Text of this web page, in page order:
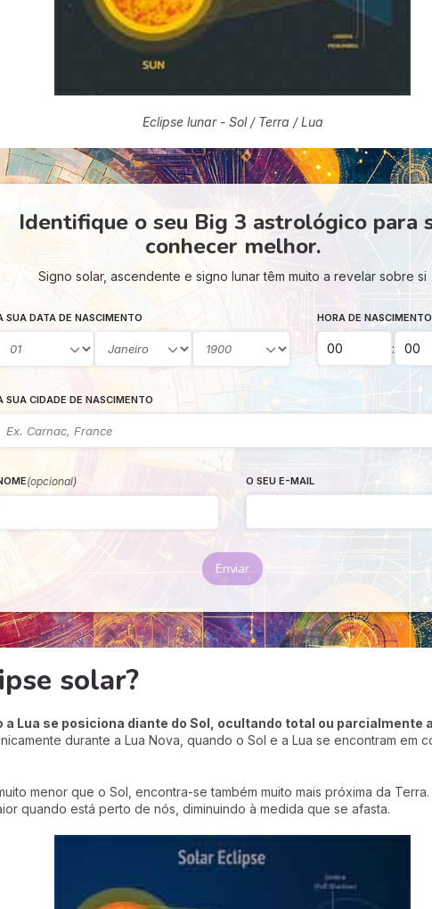
Eclipse lunar - Sol / Terra / Lua
Identifique o seu Big 3 astrológico para
conhecer melhor.
Signo solar, ascendente e signo lunar têm muito a revelar sobre si
SUA DATA DE NASCIMENTO HORA DE NASCIMENTO
:
SUA CIDADE DE NASCIMENTO
(opcional) O SEU E-MAIL
Enviar
solar?
Lua se posiciona diante do Sol, ocultando total ou parcialmente
durante a Lua Nova, quando o Sol e a Lua se encontram em
menor que o Sol, encontra-se também muito mais próxima da
quando está perto de nós, diminuindo à medida que se afasta.